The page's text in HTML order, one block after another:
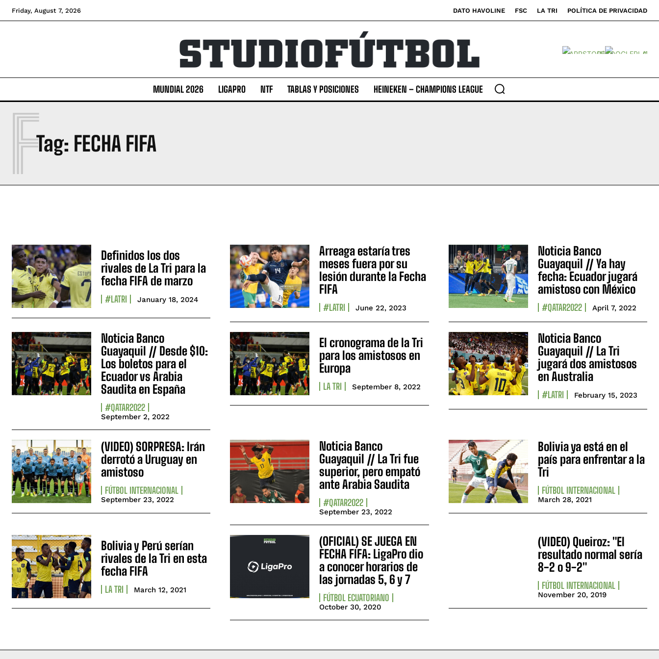
Friday, August 7, 2026 DATO HAVOLINE FSC LA TRI POLÍTICA DE PRIVACIDAD
MUNDIAL 2026 LIGAPRO NTF TABLAS Y POSICIONES HEINEKEN – CHAMPIONS LEAGUE
Tag: FECHA FIFA
F
Definidos los dos
rivales de La Tri para la
fecha FIFA de marzo
#LATRI January 18, 2024
Arreaga estaría tres
meses fuera por su
lesión durante la Fecha
FIFA
#LATRI June 22, 2023
Noticia Banco
Guayaquil // Ya hay
fecha: Ecuador jugará
amistoso con México
#QATAR2022 April 7, 2022
Noticia Banco
Guayaquil // Desde $10:
Los boletos para el
Ecuador vs Arabia
Saudita en España
#QATAR2022
September 2, 2022
El cronograma de la Tri
para los amistosos en
Europa
LA TRI September 8, 2022
Noticia Banco
Guayaquil // La Tri
jugará dos amistosos
en Australia
#LATRI February 15, 2023
(VIDEO) SORPRESA: Irán
derrotó a Uruguay en
amistoso
FÚTBOL INTERNACIONAL
September 23, 2022
Noticia Banco
Guayaquil // La Tri fue
superior, pero empató
ante Arabia Saudita
#QATAR2022
September 23, 2022
Bolivia ya está en el
país para enfrentar a la
Tri
FÚTBOL INTERNACIONAL
March 28, 2021
Bolivia y Perú serían
rivales de la Tri en esta
fecha FIFA
LA TRI March 12, 2021
(OFICIAL) SE JUEGA EN
FECHA FIFA: LigaPro dio
a conocer horarios de
las jornadas 5, 6 y 7
FÚTBOL ECUATORIANO
October 30, 2020
(VIDEO) Queiroz: "El
resultado normal sería
8-2 o 9-2"
FÚTBOL INTERNACIONAL
November 20, 2019